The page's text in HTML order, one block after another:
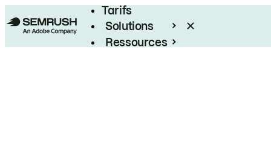
Tarifs
Solutions
Ressources